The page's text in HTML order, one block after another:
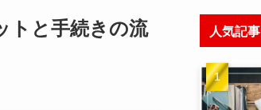
トと手続きの流
人気記事